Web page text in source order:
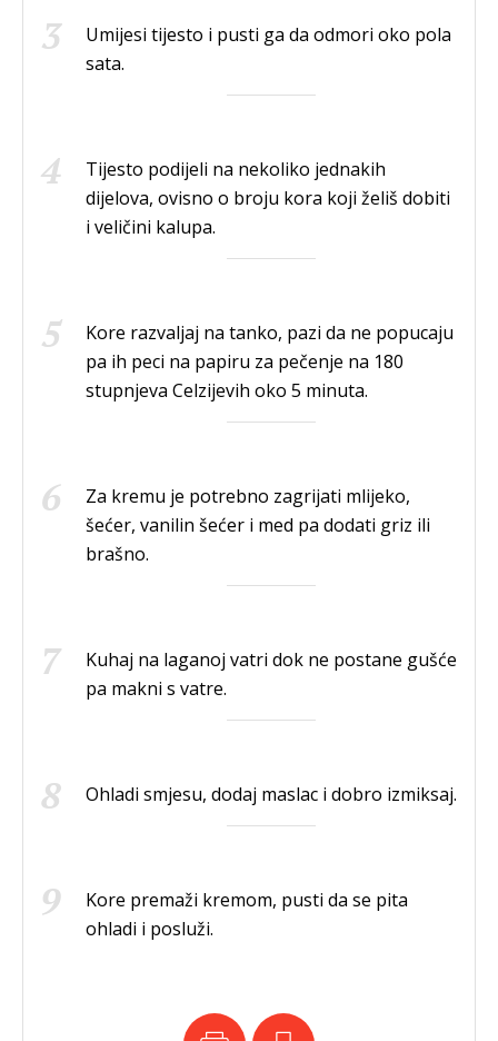
Umijesi tijesto i pusti ga da odmori oko pola
sata.
Tijesto podijeli na nekoliko jednakih
dijelova, ovisno o broju kora koji želiš dobiti
i veličini kalupa.
Kore razvaljaj na tanko, pazi da ne popucaju
pa ih peci na papiru za pečenje na 180
stupnjeva Celzijevih oko 5 minuta.
Za kremu je potrebno zagrijati mlijeko,
šećer, vanilin šećer i med pa dodati griz ili
brašno.
Kuhaj na laganoj vatri dok ne postane gušće
pa makni s vatre.
Ohladi smjesu, dodaj maslac i dobro izmiksaj.
Kore premaži kremom, pusti da se pita
ohladi i posluži.